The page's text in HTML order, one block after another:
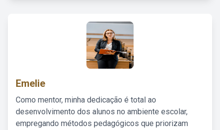
Emelie
Como mentor, minha dedicação é total ao
desenvolvimento dos alunos no ambiente escolar,
empregando métodos pedagógicos que priorizam